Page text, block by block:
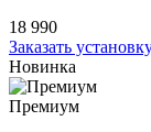
18 990
Заказать
Новинка
Премиум